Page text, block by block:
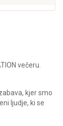
večeru.
kjer smo
ljudje, ki se